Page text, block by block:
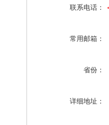
联系电话：
常用邮箱：
省份：
详细地址：